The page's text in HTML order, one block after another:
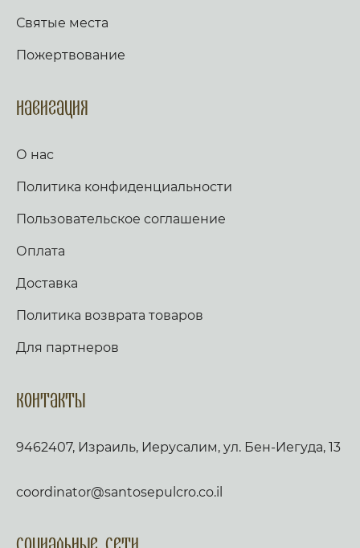
Святые места
Пожертвование
Навигация
О нас
Политика конфиденциальности
Пользовательское соглашение
Оплата
Доставка
Политика возврата товаров
Для партнеров
Контакты
9462407, Израиль, Иерусалим, ул. Бен-Иегуда, 13
coordinator@santosepulcro.co.il